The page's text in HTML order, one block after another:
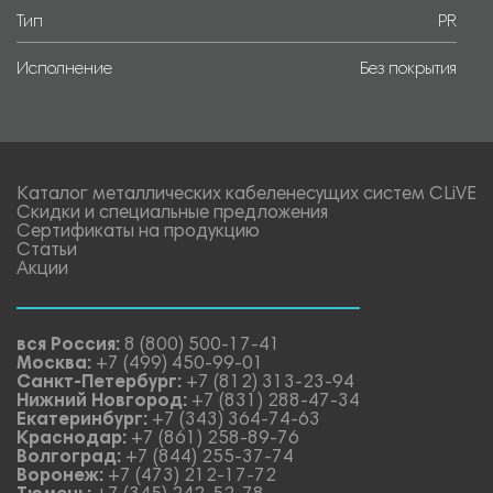
Тип PR
Исполнение Без покрытия
Каталог металлических кабеленесущих систем CLiVE
Скидки и специальные предложения
Сертификаты на продукцию
Статьи
Акции
вся Россия: 8 (800) 500-17-41
Москва: +7 (499) 450-99-01
Санкт-Петербург: +7 (812) 313-23-94
Нижний Новгород: +7 (831) 288-47-34
Екатеринбург: +7 (343) 364-74-63
Краснодар: +7 (861) 258-89-76
Волгоград: +7 (844) 255-37-74
Воронеж: +7 (473) 212-17-72